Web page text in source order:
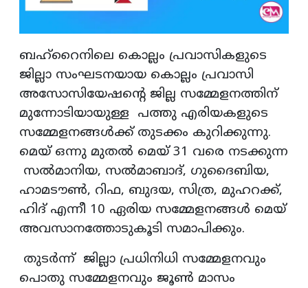
ബഹ്‌റൈനിലെ കൊല്ലം പ്രവാസികളുടെ
ജില്ലാ സംഘടനയായ കൊല്ലം പ്രവാസി
അസോസിയേഷന്റെ ജില്ല സമ്മേളനത്തിന്
മുന്നോടിയായുള്ള പത്തു എരിയകളുടെ
സമ്മേളനങ്ങള്‍ക്ക് തുടക്കം കുറിക്കുന്നു.
മെയ് ഒന്നു മുതല്‍ മെയ് 31 വരെ നടക്കുന്ന
സല്‍മാനിയ, സല്‍മാബാദ്, ഗുദൈബിയ,
ഹാമടൗണ്‍, റിഫ, ബുദയ, സിത്ര, മുഹറക്ക്,
ഹിദ് എന്നീ 10 ഏരിയ സമ്മേളനങ്ങള്‍ മെയ്
അവസാനത്തോടുകൂടി സമാപിക്കും.
തുടര്‍ന്ന് ജില്ലാ പ്രധിനിധി സമ്മേളനവും
പൊതു സമ്മേളനവും ജൂണ്‍ മാസം